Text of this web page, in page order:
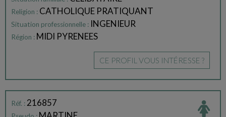
Religion : CATHOLIQUE PRATIQUANT
Situation professionnelle : INGENIEUR
Région : MIDI PYRENEES
CE PROFIL VOUS INTÉRESSE ?
Réf. : 216857